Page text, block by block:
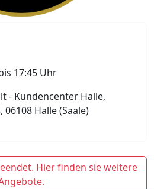
17:45 Uhr
- Kundencenter Halle,
06108 Halle (Saale)
Hier finden sie weitere